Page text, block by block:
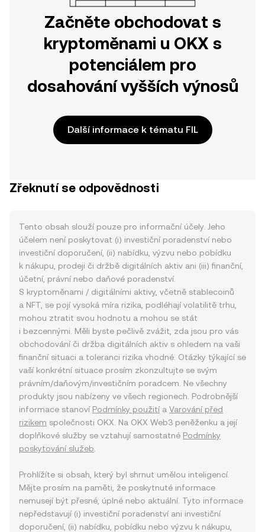
Začněte obchodovat s
kryptoměnami u OKX s
potenciálem pro
dosahování vyšších výnosů
Další informace k tématu FIL
Zřeknutí se odpovědnosti
Tento obsah slouží pouze pro informační účely. Jeho
účelem není poskytovat (i) investiční poradenství nebo
investiční doporučení, (ii) nabídku, výzvu nebo pobídku
k nákupu, prodeji či držbě digitálních aktiv ani (iii) finanční,
účetní, právní nebo daňové poradenství.
S kryptoměnami / digitálními aktivy, včetně stablecoinů
a NFT, se pojí vysoká míra rizika, podléhají volatilitě trhu,
mohou ztratit svou hodnotu a mohou se stát
i bezcennými. Měli byste pečlivě zvážit, zda jsou pro vás
obchodování či držba digitálních aktiv s ohledem na vaši
finanční situaci a toleranci rizika vhodné. Otázky týkající se
vaší konkrétní situace prosím zkonzultujte se svým
právním/daňovým/investičním poradcem. Ne všechny
produkty jsou nabízeny ve všech regionech. Podrobnější
informace stanoví Podmínky použitía Varování před
rizikem společnosti OKX. Na OKX Web3 peněženku a její
doplňkové služby se vztahují samostatné Podmínky
poskytování služeb
Prohlížíte si obsah, který byl shrnut umělou inteligencí.
Mějte prosím na paměti, že poskytnuté informace
nemusejí být přesné, úplné nebo aktuální. Tyto informace
nepředstavují (i) investiční poradenství ani investiční
doporučení, (ii) nabídku, pobídku nebo výzvu k nákupu,